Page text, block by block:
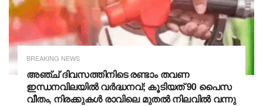
BREAKING NEWS
അഞ്ച് ദിവസത്തിനിടെ രണ്ടാം തവണ
ഇന്ധനവിലയിൽ വർദ്ധനവ്; കൂടിയത് 90 പൈസ
വീതം, നിരക്കുകൾ രാവിലെ മുതൽ നിലവിൽ വന്നു